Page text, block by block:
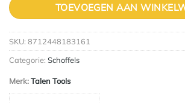
TOEVOEGEN AAN
SKU: 8712448183161
Categorie: Schoffels
Merk:Talen Tools